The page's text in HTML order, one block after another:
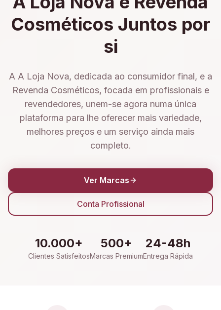
Cosméticos Juntos por
si
A A Loja Nova, dedicada ao consumidor final, e a
Revenda Cosméticos, focada em profissionais e
revendedores, unem-se agora numa única
plataforma para lhe oferecer mais variedade,
melhores preços e um serviço ainda mais
completo.
Ver Marcas
Conta Profissional
10.000+
Clientes Satisfeitos
500+
Marcas Premium
24-48h
Entrega Rápida